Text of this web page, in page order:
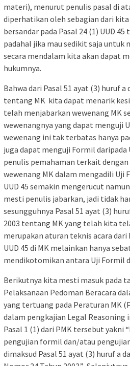
materi), menurut penulis pasal di
diperhatikan oleh sebagian dari
bersandar pada Pasal 24 (1) UUD
padahal jika mau sedikit saja untuk
secara mendalam kita akan dapat
hukumnya.
Bahwa dari Pasal 51 ayat (3) huruf a
tentang MK kita dapat menarik
telah menjabarkan wewenang MK
wewenangnya yang dapat menguji
wewenang ini tak terbatas hanya
juga dapat menguji Formil daripada
penulis pemahaman terkait dengan
wewenang MK dalam mengadili Uji
UUD 45 semakin mengerucut
mesti penulis jabarkan, jadi tidak
sesungguhnya Pasal 51 ayat (3)
2003 tentang MK yang telah kita
merupakan aturan teknis acara dari
UUD 45 di MK melainkan hanya
mendikotomikan antara Uji Formil
Berikutnya kita mesti masuk pada
Pelaksanaan Pedoman Beracara
yang tertuang pada Peraturan MK
dalam pengkajian Legal Reasoning
Pasal 1 (1) dari PMK tersebut yakni
pengujian formil dan/atau
dimaksud Pasal 51 ayat (3) huruf a